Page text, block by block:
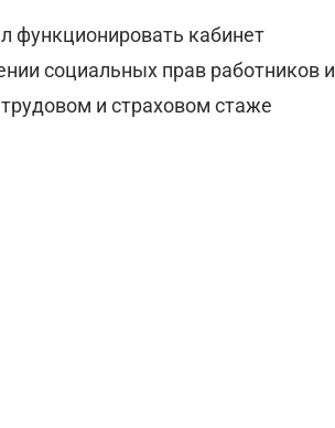
функционировать кабинет
социальных прав работников и
и страховом стаже